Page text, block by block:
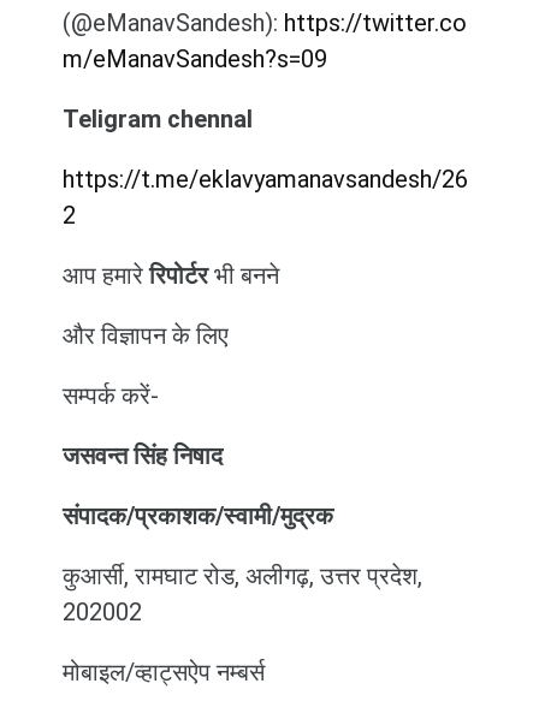
(@eManavSandesh): https://twitter.co
m/eManavSandesh?s=09
Teligram chennal
https://t.me/eklavyamanavsandesh/26
2
आप हमारेरिपोर्टरभी बनने
और विज्ञापन के लिए
सम्पर्क करें-
जसवन्त सिंह निषाद
संपादक/प्रकाशक/स्वामी/मुद्रक
कुआर्सी, रामघाट रोड, अलीगढ़, उत्तर प्रदेश,
202002
मोबाइल/व्हाट्सऐप नम्बर्स